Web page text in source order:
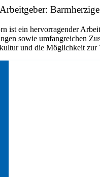
ist ein hervorragender
sowie umfangreichen
und die Möglichkeit